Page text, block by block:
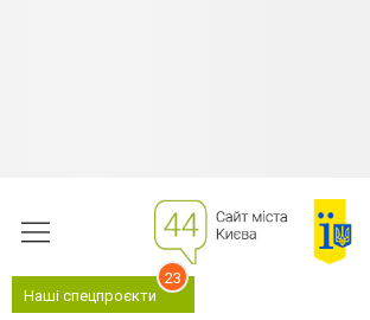
Наші спецпроєкти
23